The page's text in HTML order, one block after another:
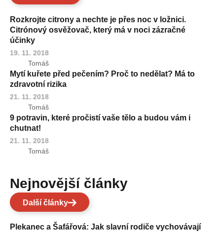
Rozkrojte citrony a nechte je přes noc v ložnici.
Citrónový osvěžovač, který má v noci zázračné
účinky
19. 11. 2018
Tomáš
Mytí kuřete před pečením? Proč to nedělat? Má to
zdravotní rizika
21. 11. 2018
Tomáš
9 potravin, které pročistí vaše tělo a budou vám i
chutnat!
21. 11. 2018
Tomáš
Nejnovější články
Další články
Plekanec a Šafářová: Jak slavní rodiče vychovávají